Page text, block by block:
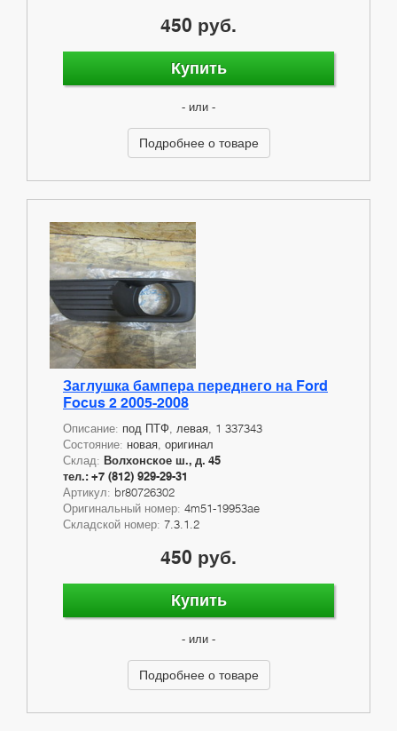
450 руб.
Купить
- или -
Подробнее о товаре
Заглушка бампера переднего на Ford
Focus 2 2005-2008
Описание: под ПТФ, левая, 1 337343
Состояние: новая, оригинал
Склад: Волхонское ш., д. 45
тел.: +7 (812) 929-29-31
Артикул: br80726302
Оригинальный номер: 4m51-19953ae
Складской номер: 7.3.1.2
450 руб.
Купить
- или -
Подробнее о товаре